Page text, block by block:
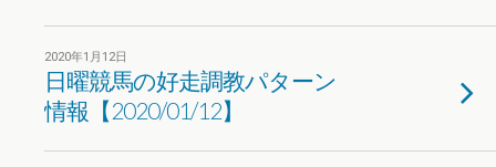
2020年1月12日
日曜競馬の好走調教パターン
情報【2020/01/12】